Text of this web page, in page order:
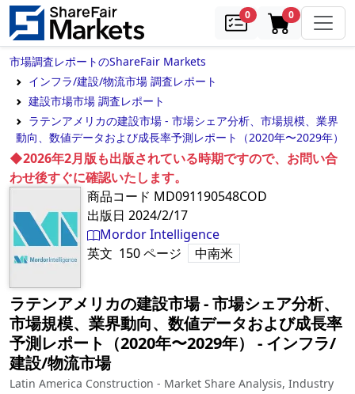
0samples0in cart
市場調査レポートのShareFair Markets
インフラ/建設/物流市場 調査レポート
建設市場市場 調査レポート
ラテンアメリカの建設市場 - 市場シェア分析、市場規模、業界
動向、数値データおよび成長率予測レポート（2020年〜2029年）
◆2026年2月版も出版されている時期ですので、お問い合
わせ後すぐに確認いたします。
商品コード MD091190548COD
出版日 2024/2/17
Mordor Intelligence
英文 150ページ 中南米
ラテンアメリカの建設市場 - 市場シェア分析、
市場規模、業界動向、数値データおよび成長率
予測レポート（2020年〜2029年）
‐ インフラ/
建設/物流市場
Latin America Construction - Market Share Analysis, Industry